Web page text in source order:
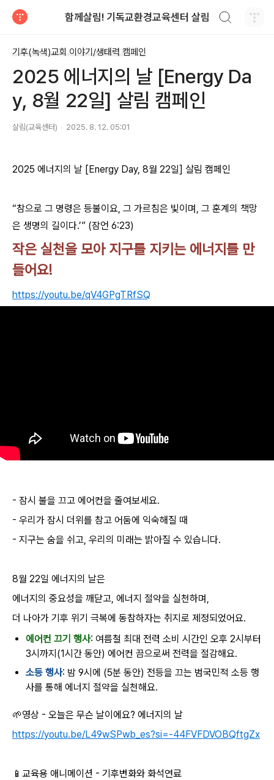
함께살림! 기독교환경교육센터 살림
기후(녹색)교회 이야기/생태력 캠페인
2025 에너지의 날 [Energy Da
y, 8월 22일] 살림 캠페인
살림(교육센터) 2025. 8. 12. 05:01
2025 에너지의 날 [Energy Day, 8월 22일] 살림 캠페인
“참으로 그 명령은 등불이요, 그 가르침은 빛이며, 그 훈계의 책망
은 생명의 길이다.’” (잠언 6:23)
작은 실천을 모아 지구를 지키는 에너지를 만
들어요!
https://youtu.be/qV4GPgTRfSQ
- 잠시 불을 끄고 에어컨을 줄여보세요.
- 우리가 잠시 더위를 참고 어둠에 익숙해질 때
- 지구는 숨을 쉬고, 우리의 미래는 밝아질 수 있습니다.
8월 22일 에너지의 날은
에너지의 중요성을 깨닫고, 에너지 절약을 실천하며,
더 나아가 기후 위기 극복에 동참하자는 취지로 제정되었어요.
에어컨 끄기 행사: 여름철 최대 전력 소비 시간인 오후 2시부터
3시까지(1시간 동안) 에어컨 끔으로써 전력을 절감해요.
소등 행사: 밤 9시에 (5분 동안) 전등을 끄는 범국민적 소등 행
사를 통해 에너지 절약을 실천해요.
🌱영상 - 오늘은 무슨 날이에요? 에너지의 날
https://youtu.be/L49wSPwb_es?si=-44FVFDVOBQftgZx
📱교육용 애니메이션 - 기후변화와 화석연료